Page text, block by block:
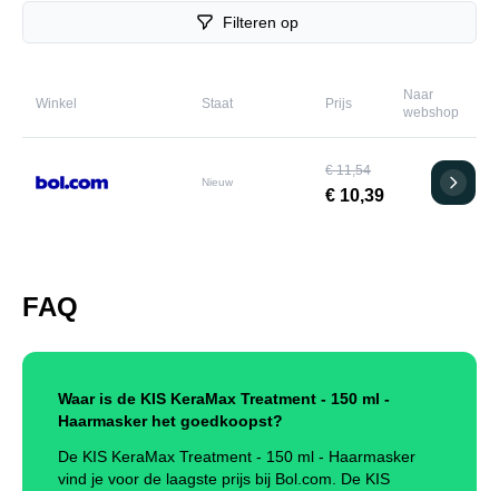
Filteren op
Winkel Staat Prijs
Naar
webshop
Nieuw
€ 11,54
€ 10,39
FAQ
Waar is de KIS KeraMax Treatment - 150 ml -
Haarmasker het goedkoopst?
De KIS KeraMax Treatment - 150 ml - Haarmasker
vind je voor de laagste prijs bij Bol.com. De KIS